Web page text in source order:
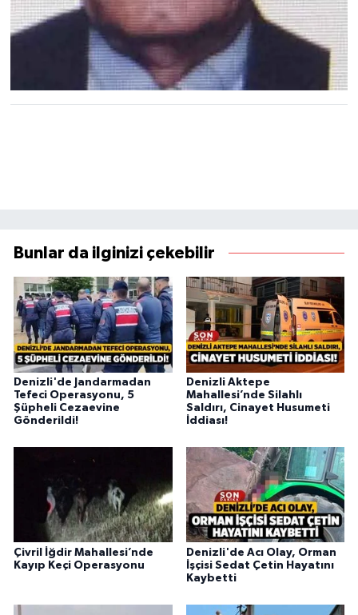
Bunlar da ilginizi çekebilir
Denizli'de Jandarmadan
Tefeci Operasyonu, 5
Şüpheli Cezaevine
Gönderildi!
Denizli Aktepe
Mahallesi’nde Silahlı
Saldırı, Cinayet Husumeti
İddiası!
Çivril İğdir Mahallesi’nde
Kayıp Keçi Operasyonu
Denizli'de Acı Olay, Orman
İşçisi Sedat Çetin Hayatını
Kaybetti